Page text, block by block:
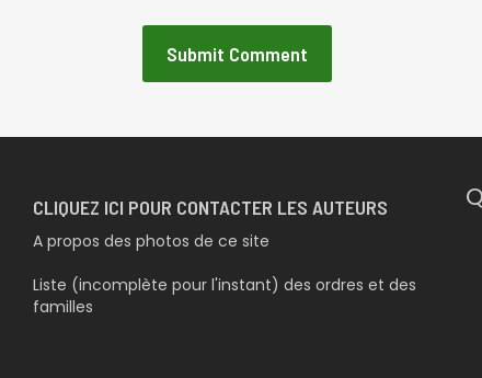
CLIQUEZ ICI POUR CONTACTER LES AUTEURS
A propos des photos de ce site
Liste (incomplète pour l'instant) des ordres et des
familles